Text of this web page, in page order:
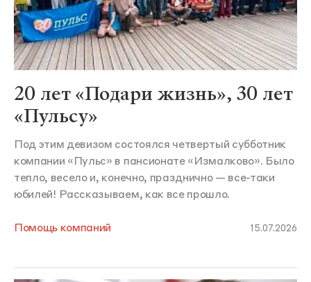
20 лет «Подари жизнь», 30 лет
«Пульсу»
Под этим девизом состоялся четвертый субботник
компании «Пульс» в пансионате «Измалково». Было
тепло, весело и, конечно, празднично — все-таки
юбилей! Рассказываем, как все прошло.
Помощь компаний 15.07.2026